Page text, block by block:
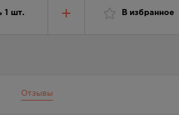
1 шт. В избранное
Отзывы